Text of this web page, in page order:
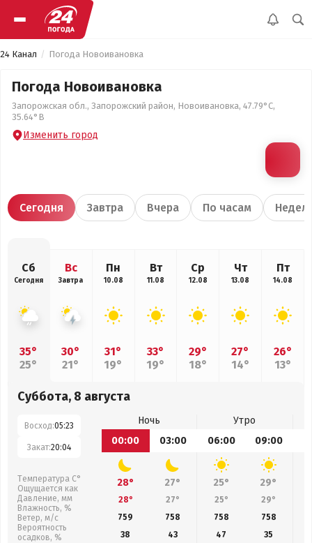
24 Канал Погода Новоивановка
Погода Новоивановка
Запорожская обл., Запорожский район, Новоивановка, 47.79°С,
35.64°В
Изменить город
Сегодня Завтра Вчера По часам
Сб
Сегодня
35°
25°
Вс
Завтра
30°
21°
Пн
10.08
31°
19°
Вт
11.08
33°
19°
Ср
12.08
29°
18°
Чт
13.08
27°
14°
Пт
14.08
26°
13°
Суббота, 8 августа
Восход:05:23
Закат:20:04
Температура С°
Ощущается как
Давление, мм
Влажность, %
Ветер, м/с
Вероятность
осадков, %
Ночь
Утро
00:00
03:00 06:00 09:00
28° 27° 25° 29°
28° 27° 25° 29°
759
758 758 758
38
43 47
35